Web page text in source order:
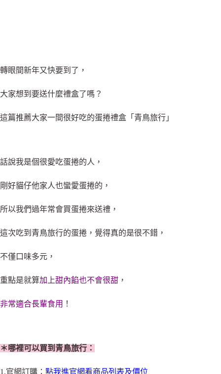
轉眼間新年又快要到了，
大家想到要送什麼禮盒了嗎？
這篇推薦大家一間很好吃的蛋捲禮盒「青鳥旅行」
話說我是個很愛吃蛋捲的人，
剛好貓仔他家人也蠻愛蛋捲的，
所以我們過年常會買蛋捲來送禮，
這次吃到青鳥旅行的蛋捲，覺得真的是很不錯，
不僅口味多元，
重點是就算加上甜內餡也不會很甜 ，
非常適合長輩食用 ！
＊哪裡可以買到青鳥旅行：
1.官網訂購： 點我進官網看商品列表及價位